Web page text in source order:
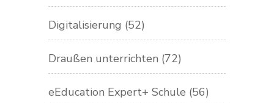
Digitalisierung (52)
Draußen unterrichten (72)
eEducation Expert+ Schule (56)